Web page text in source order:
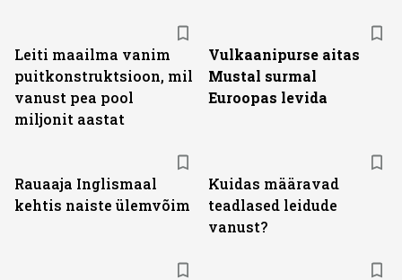
Leiti maailma vanim
puitkonstruktsioon, mil
vanust pea pool
miljonit aastat
Vulkaanipurse aitas
Mustal surmal
Euroopas levida
Rauaaja Inglismaal
kehtis naiste ülemvõim
Kuidas määravad
teadlased leidude
vanust?